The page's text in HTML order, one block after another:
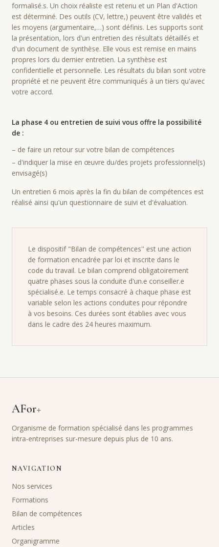
formalisé.s. Un choix réaliste est retenu et un Plan d'Action
est déterminé. Des outils (CV, lettre,) peuvent être validés et
les moyens (argumentaire,…) sont définis. Les supports sont
la présentation, lors d'un entretien des résultats détaillés et
d'un document de synthèse. Elle vous est remise en mains
propres lors du dernier entretien. La synthèse est
confidentielle et personnelle. Les résultats du bilan sont votre
propriété et ne peuvent être communiqués à un tiers qu'avec
votre accord.
La phase 4 ou entretien de suivi vous offre la possibilité
de :
– de faire un retour sur votre bilan de compétences
– d'indiquer la mise en œuvre du/des projets professionnel(s)
envisagé(s)
Un entretien 6 mois après la fin du bilan de compétences est
réalisé ainsi qu'un questionnaire de suivi et d'évaluation.
Le dispositif "Bilan de compétences'' est une action
de formation encadrée par loi et inscrite dans le
code du travail. Le bilan comprend obligatoirement
quatre phases sous la conduite d'un.e conseiller.e
spécialisé.e. Le temps consacré à chaque phase est
variable selon les actions conduites pour répondre
à vos besoins. Ces durées sont établies avec vous
dans le cadre des 24 heures maximum.
AFor+
Organisme de formation spécialisé dans les programmes
intra-entreprises sur-mesure depuis plus de 10 ans.
NAVIGATION
Nos services
Formations
Bilan de compétences
Articles
Organigramme